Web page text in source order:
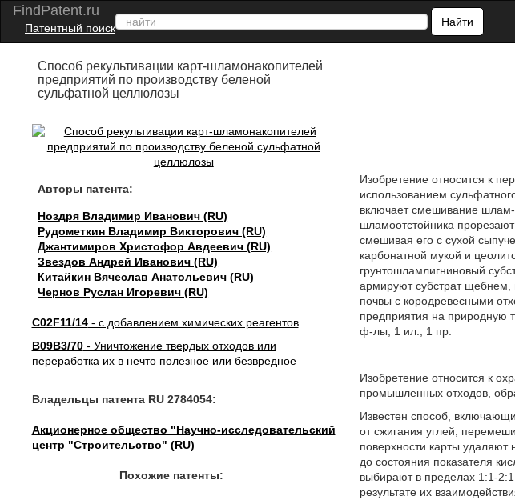
FindPatent.ru
Патентный поиск
Найти
Способ рекультивации карт-шламонакопителей
предприятий по производству беленой
сульфатной целлюлозы
Авторы патента:
Ноздря Владимир Иванович (RU)
Рудометкин Владимир Викторович (RU)
Джантимиров Христофор Авдеевич (RU)
Звездов Андрей Иванович (RU)
Китайкин Вячеслав Анатольевич (RU)
Чернов Руслан Игоревич (RU)
C02F11/14- с добавлением химических реагентов
B09B3/70- Уничтожение твердых отходов или
переработка их в нечто полезное или безвредное
Владельцы патента RU 2784054:
Акционерное общество "Научно-исследовательский
центр "Строительство" (RU)
Изобретение относится к
использованием
включает смешивание
шламоотстойника
смешивая его с сухой
карбонатной мукой и
грунтошламлигниновый
армируют субстрат щебнем,
почвы с кородревесными
предприятия на природную
ф-лы, 1 ил., 1 пр.
Изобретение относится к
промышленных отходов,
Известен способ,
от сжигания углей,
поверхности карты удаляют
до состояния показателя
выбирают в пределах 1:1-
результате их
Похожие патенты: